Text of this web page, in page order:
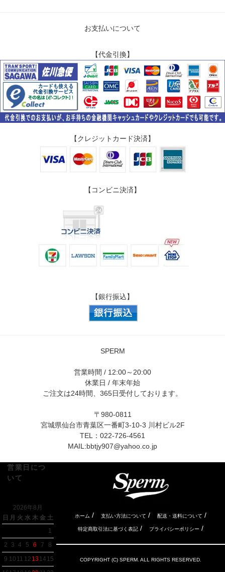
お支払いについて
【代金引換】
【クレジットカード決済】
【コンビニ決済】
【銀行振込】
SPERM
営業時間 / 12:00～20:00
休業日 / 年末年始
ご注文は24時間、365日受付しております。
〒980-0811
宮城県仙台市青葉区一番町3-10-3 川村ビル2F
TEL：022-726-4561
MAIL:bbtjy907@yahoo.co.jp
営業日につ
いて
2026年8月
日
月 火 水 木 金 土
1
2
3 4 5 6 7
8
9 10 11 12 1314 15
ホーム / 支払い方法について / 配送・送料について /
特定商取引法に基づく表記 / プライバシーポリシー /
COPYRIGHT (C) SPERM. ALL RIGHTS RESERVED.